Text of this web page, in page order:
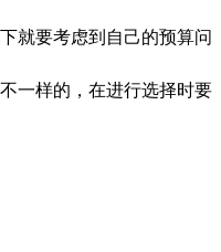
就要考虑到自己的预算问
一样的，在进行选择时要